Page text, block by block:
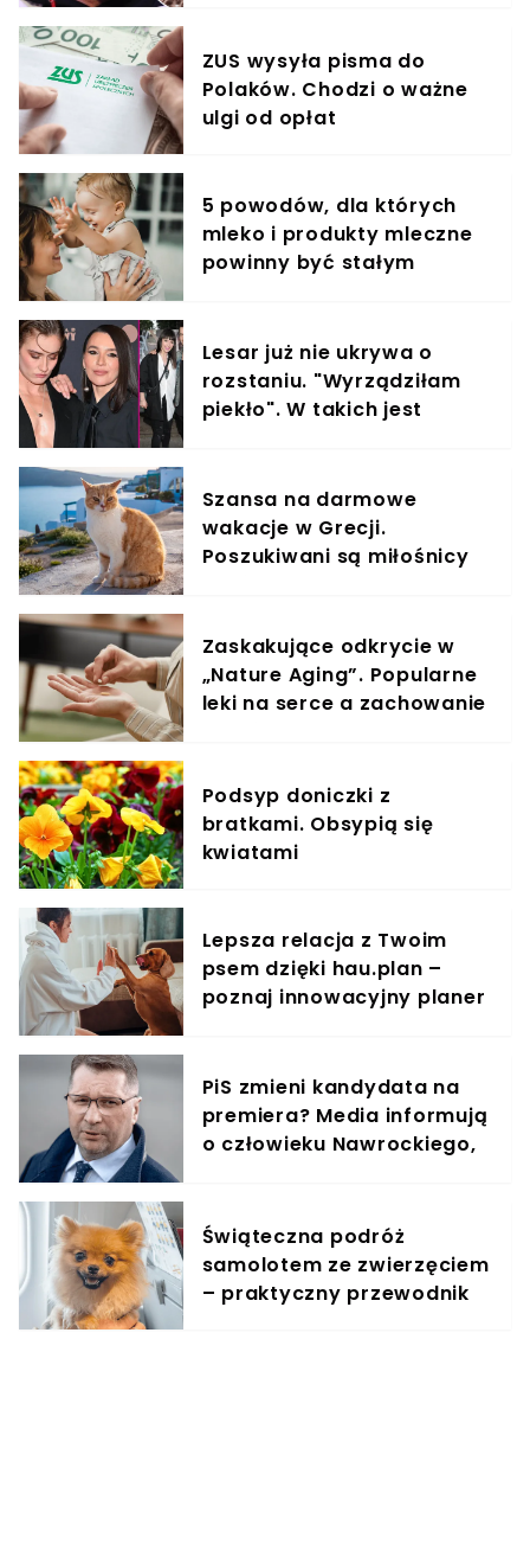
ZUS wysyła pisma do
Polaków. Chodzi o ważne
ulgi od opłat
5 powodów, dla których
mleko i produkty mleczne
powinny być stałym
Lesar już nie ukrywa o
rozstaniu. "Wyrządziłam
piekło". W takich jest
Szansa na darmowe
wakacje w Grecji.
Poszukiwani są miłośnicy
Zaskakujące odkrycie w
„Nature Aging”. Popularne
leki na serce a zachowanie
Podsyp doniczki z
bratkami. Obsypią się
kwiatami
Lepsza relacja z Twoim
psem dzięki hau.plan –
poznaj innowacyjny planer
PiS zmieni kandydata na
premiera? Media informują
o człowieku Nawrockiego,
Świąteczna podróż
samolotem ze zwierzęciem
– praktyczny przewodnik